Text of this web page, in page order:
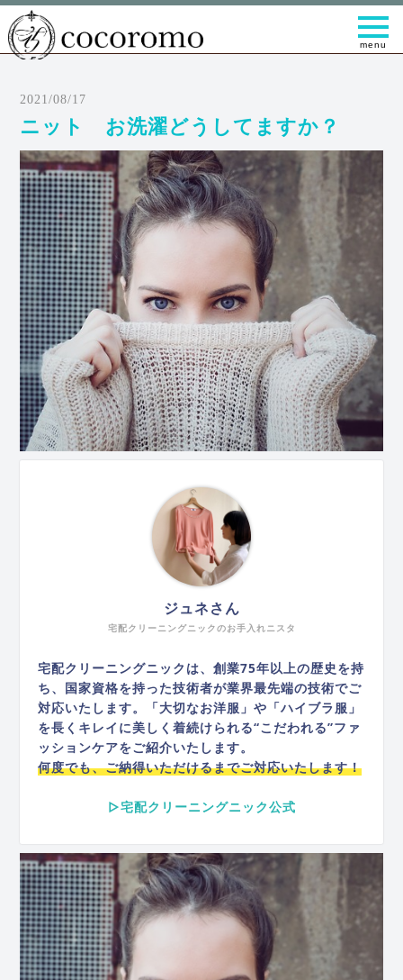
t
o
g
i
o
n
2021/08/17
ニット お洗濯どうしてますか？
ジュネさん
宅配クリーニングニックのお手入れニスタ
宅配クリーニングニックは、創業75年以上の歴史を持
ち、国家資格を持った技術者が業界最先端の技術でご
対応いたします。「大切なお洋服」や「ハイブラ服」
を長くキレイに美しく着続けられる“こだわれる”ファ
ッションケアをご紹介いたします。
何度でも、ご納得いただけるまでご対応いたします！
▷宅配クリーニングニック公式